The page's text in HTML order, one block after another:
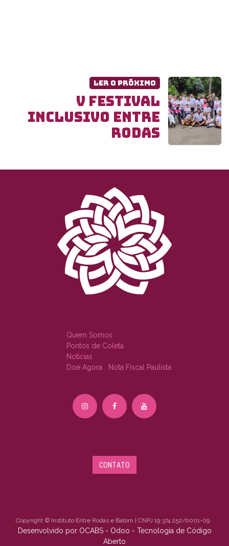
Ler o próximo
V FESTIVAL
INCLUSIVO ENTRE
RODAS
​​​​​​​​​​​​​​​​​​​​​​​Q​u​e​m​ ​S​om​​o​​​s
​​​​​​​​​​​​​​P​o​n​t​o​s​ ​d​e ​C​o​l​e​ta​
​​​​​​​N​o​t​í​ci​a​s​
​​​​Doe Agora
Nota Fiscal Paulista
CONTATO
Copyright © Instituto Entre Rodas e Batom | CNPJ 19.374.252/0001-09
Desenvolvido por OCABS - Odoo - Tecnologia de Código
Aberto